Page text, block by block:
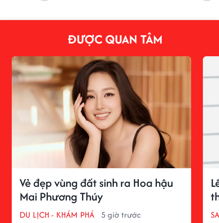
ĐƯỢC QUAN TÂM
Vẻ đẹp vùng đất sinh ra Hoa hậu
Mai Phương Thúy
DU LỊCH - KHÁM PHÁ 5 giờ trước